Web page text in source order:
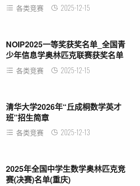
各类竞赛 2025-12-15
NOIP2025一等奖获奖名单_全国青
少年信息学奥林匹克联赛获奖名单
各类竞赛 2025-12-15
清华大学2026年“丘成桐数学英才
班”招生简章
各类竞赛 2025-12-13
2025年全国中学生数学奥林匹克竞
赛(决赛)名单(重庆)